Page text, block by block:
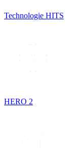
Technologie HITS
HERO 2